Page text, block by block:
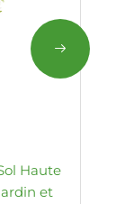
Haute
et